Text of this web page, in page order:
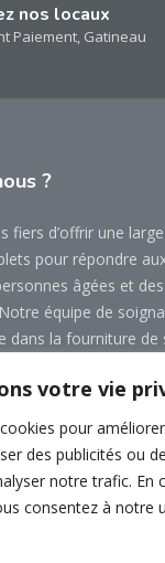
votre vie
pour
des publicités ou
notre trafic. En
consentez à notre
nos locaux
Paiement, Gatineau
?
fiers d’offrir une
pour répondre
âgées et
équipe de
dans la fourniture de
rendez-vous